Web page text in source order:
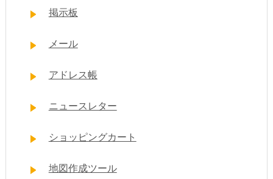
掲示板
メール
アドレス帳
ニュースレター
ショッピングカート
地図作成ツール